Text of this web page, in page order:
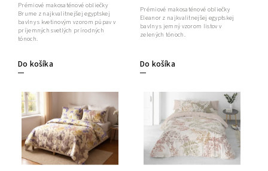
Do košíka
Prémiové makosaténové obliečky
Brume z najkvalitnejšej egyptskej
bavlny s kvetinovým vzorom púpav v
príjemných svetlých prírodných
tónoch.
Do košíka
Prémiové makosaténové obliečky
Eleanor z najkvalitnejšej egyptskej
bavlny s jemný vzorom listov v
zelených tónoch.